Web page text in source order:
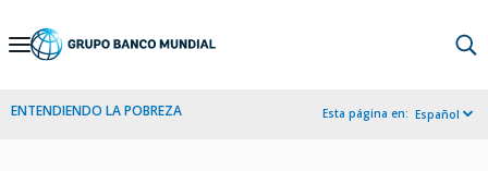
Skip
Navigation
ENTENDIENDO LA POBREZA Esta página en: Español